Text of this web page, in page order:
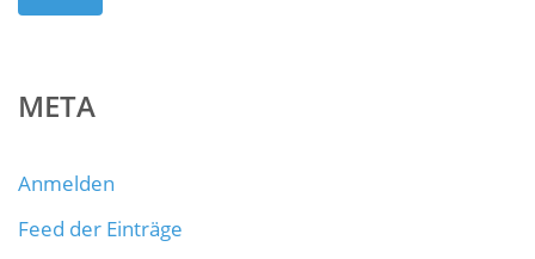
META
Anmelden
Feed der Einträge